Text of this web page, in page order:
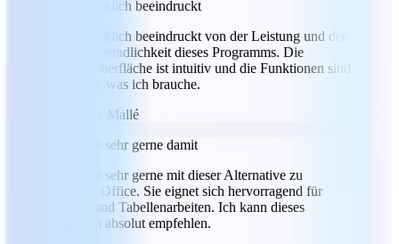
Ich bin wirklich beeindruckt
Ich bin wirklich beeindruckt von der Leistung und der
Benutzerfreundlichkeit dieses Programms. Die
Benutzeroberfläche ist intuitiv und die Funktionen sind
genau das, was ich brauche.
Labass Mallé
Ich arbeite sehr gerne damit
Ich arbeite sehr gerne mit dieser Alternative zu
Microsoft Office. Sie eignet sich hervorragend für
Schreib- und Tabellenarbeiten. Ich kann dieses
Programm absolut empfehlen.